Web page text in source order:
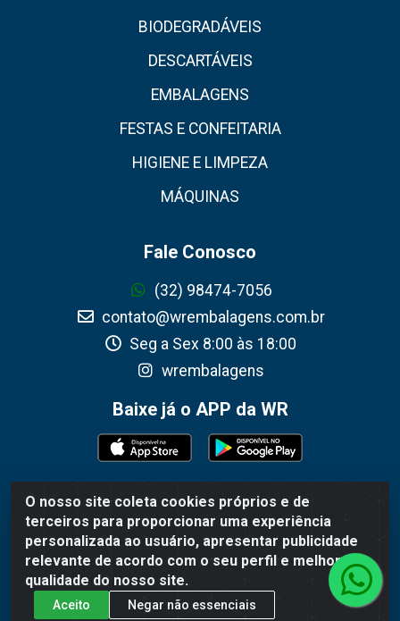
O nosso site coleta cookies próprios e de
terceiros para proporcionar uma experiência
personalizada ao usuário, apresentar publicidade
relevante de acordo com o seu perfil e melhorar a
qualidade do nosso site.
Aceito Negar não essenciais
BIODEGRADÁVEIS
DESCARTÁVEIS
EMBALAGENS
FESTAS E CONFEITARIA
HIGIENE E LIMPEZA
MÁQUINAS
Fale Conosco
(32) 98474-7056
contato@wrembalagens.com.br
Seg a Sex 8:00 às 18:00
wrembalagens
Baixe já o APP da WR
WR Embalagens - R. Cel. Teodoro Gomes de Araújo, 1360 -
Grogotó - Barbacena / MG - CEP 36202-628 - CNPJ
02.692.206/0001-55